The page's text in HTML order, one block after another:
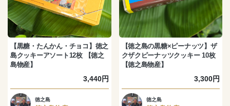
【黒糖・たんかん・チョコ】徳之
島クッキーアソート12枚 【徳之
島物産】
3,440円
徳之島
【徳之島の黒糖×ピーナッツ】ザ
クザクピーナッツクッキー 10枚
【徳之島物産】
3,300円
徳之島